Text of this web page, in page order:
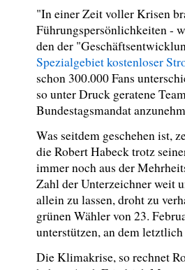
"In einer Zeit voller Krisen
Führungspersönlichkeiten -
den der
Spezialgebiet kostenloser
schon 300.000 Fans
so unter Druck geratene
Bundestagsmandat
Was seitdem geschehen ist,
die Robert Habeck trotz
immer noch aus der
Zahl der Unterzeichner weit
allein zu lassen, droht zu
grünen Wähler von 23.
unterstützen, an dem
Die Klimakrise, so rechnet